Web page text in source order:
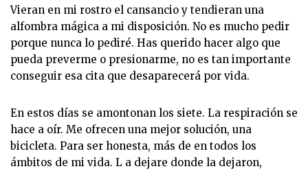
Vieran en mi rostro el cansancio y tendieran una
alfombra mágica a mi disposición. No es mucho pedir
porque nunca lo pediré. Has querido hacer algo que
pueda preverme o presionarme, no es tan importante
conseguir esa cita que desaparecerá por vida.
En estos días se amontonan los siete. La respiración se
hace a oír. Me ofrecen una mejor solución, una
bicicleta. Para ser honesta, más de en todos los
ámbitos de mi vida. L a dejare donde la dejaron,